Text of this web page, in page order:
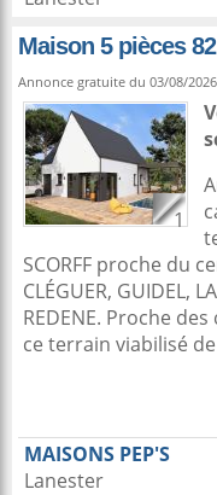
Maison 5 pièces
Annonce gratuite du 03/08/
1
SCORFF proche du
CLÉGUER, GUIDEL,
REDENE. Proche
ce terrain viabilisé
MAISONS PEP'S
Lanester